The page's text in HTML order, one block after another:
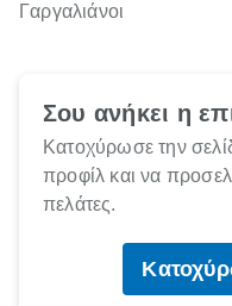
Γαργαλιάνοι
Σου ανήκει η
Κατοχύρωσε την
προφίλ και να
πελάτες.